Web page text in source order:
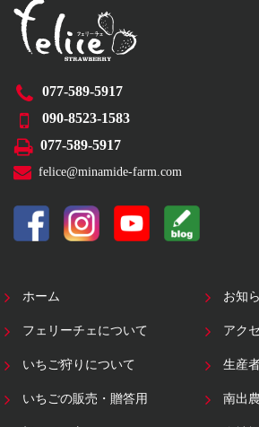
077-589-5917
090-8523-1583
077-589-5917
felice@minamide-farm.com
ホーム
フェリーチェについて
いちご狩りについて
いちごの販売・贈答用
お知
アク
生産
南出